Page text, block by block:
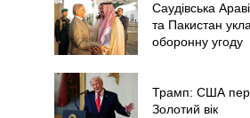
Саудівська
та Пакистан
оборонну угоду
Трамп: США
Золотий вік